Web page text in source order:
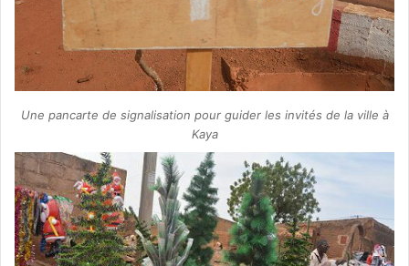
Une pancarte de signalisation pour guider les invités de la ville à
Kaya